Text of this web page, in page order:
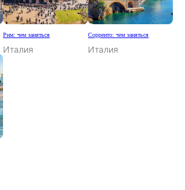
Рим: чем заняться
Италия
Сорренто: чем заняться
Италия